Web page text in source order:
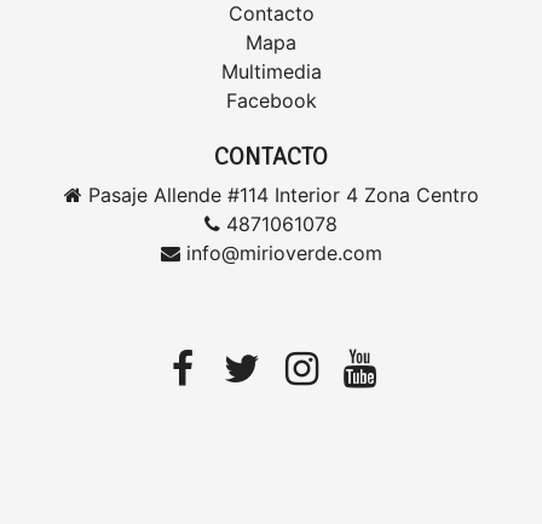
Contacto
Mapa
Multimedia
Facebook
CONTACTO
Pasaje Allende #114 Interior 4 Zona Centro
4871061078
info@mirioverde.com